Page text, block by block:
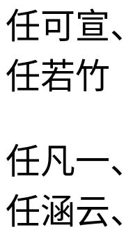
任可宣
任若竹
任凡一
任涵云